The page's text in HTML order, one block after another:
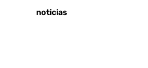
Últimas noticias